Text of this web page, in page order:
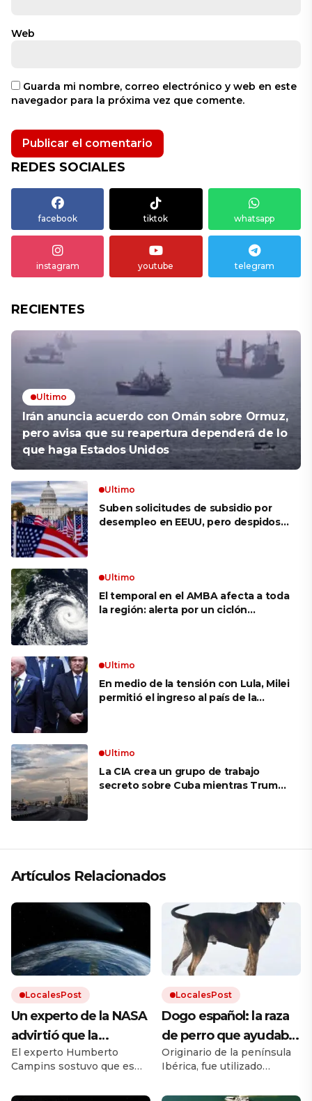
Web
Guarda mi nombre, correo electrónico y web en este
navegador para la próxima vez que comente.
REDES SOCIALES
facebook tiktok whatsapp
instagram youtube telegram
RECIENTES
Ultimo
Irán anuncia acuerdo con Omán sobre Ormuz,
pero avisa que su reapertura dependerá de lo
que haga Estados Unidos
Ultimo
Suben solicitudes de subsidio por
desempleo en EEUU, pero despidos
Ultimo
El temporal en el AMBA afecta a toda
la región: alerta por un ciclón
Ultimo
En medio de la tensión con Lula, Milei
permitió el ingreso al país de la
Ultimo
La CIA crea un grupo de trabajo
secreto sobre Cuba mientras Trump
Artículos Relacionados
LocalesPost
Un experto de la NASA
advirtió que la
humanidad debe
prepararse para el
impacto de un
El experto Humberto
Campins sostuvo que es
de defensa planetaria para
LocalesPost
Dogo español: la raza
de perro que ayudaba
en los campos y que
está en proceso de
recuperación
Originario de la península
Ibérica, fue utilizado
de trabajo. Debido a los